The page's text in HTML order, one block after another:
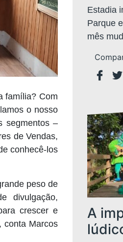
família? Com
o nosso
segmentos –
de Vendas,
conhecê-los
peso de
divulgação,
crescer e
conta Marcos
Estadia
Parque
mês
A